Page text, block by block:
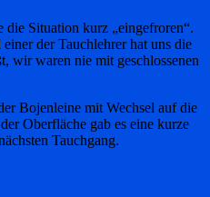
Situation kurz „eingefroren“.
der Tauchlehrer hat uns die
wir waren nie mit geschlossenen
Bojenleine mit Wechsel auf die
Oberfläche gab es eine kurze
Tauchgang.